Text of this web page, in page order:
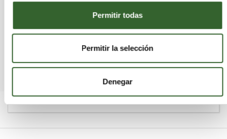
Permitir todas
Permitir la selección
Denegar
SUSCRÍBETE AL BOLETÍN